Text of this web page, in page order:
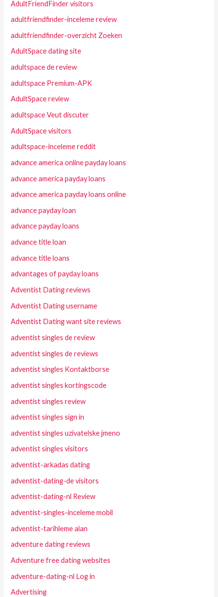
AdultFriendFinder visitors
adultfriendfinder-inceleme review
adultfriendfinder-overzicht Zoeken
AdultSpace dating site
adultspace de review
adultspace Premium-APK
AdultSpace review
adultspace Veut discuter
AdultSpace visitors
adultspace-inceleme reddit
advance america online payday loans
advance america payday loans
advance america payday loans online
advance payday loan
advance payday loans
advance title loan
advance title loans
advantages of payday loans
Adventist Dating reviews
Adventist Dating username
Adventist Dating want site reviews
adventist singles de review
adventist singles de reviews
adventist singles Kontaktborse
adventist singles kortingscode
adventist singles review
adventist singles sign in
adventist singles uzivatelske jmeno
adventist singles visitors
adventist-arkadas dating
adventist-dating-de visitors
adventist-dating-nl Review
adventist-singles-inceleme mobil
adventist-tarihleme alan
adventure dating reviews
Adventure free dating websites
adventure-dating-nl Log in
Advertising